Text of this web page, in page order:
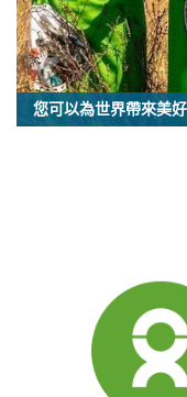
您可以為世界帶來美好